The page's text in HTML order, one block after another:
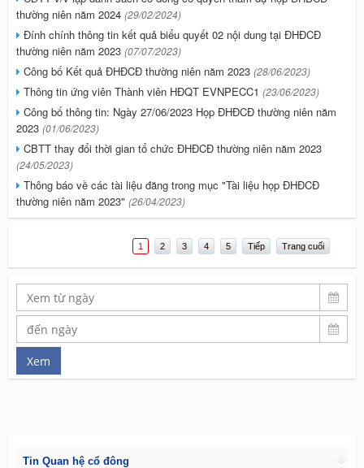
thường niên năm 2024 (29/02/2024)
Đính chính thông tin kết quả biểu quyết 02 nội dung tại ĐHĐCĐ
thường niên năm 2023 (07/07/2023)
Công bố Kết quả ĐHĐCĐ thường niên năm 2023 (28/06/2023)
Thông tin ứng viên Thành viên HĐQT EVNPECC1 (23/06/2023)
Công bố thông tin: Ngày 27/06/2023 Họp ĐHĐCĐ thường niên năm
2023 (01/06/2023)
CBTT thay đổi thời gian tổ chức ĐHĐCĐ thường niên năm 2023
(24/05/2023)
Thông báo về các tài liệu đăng trong mục "Tài liệu họp ĐHĐCĐ
thường niên năm 2023" (26/04/2023)
1 2 3 4 5 Tiếp Trang cuối
Tin Quan hệ cổ đông